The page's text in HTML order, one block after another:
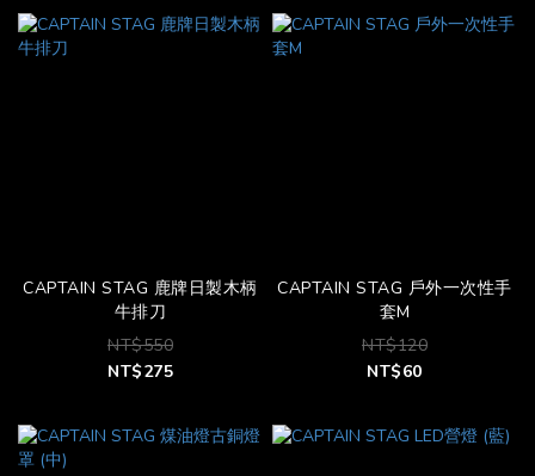
CAPTAIN STAG 鹿牌日製木柄
牛排刀
NT$550
NT$275
CAPTAIN STAG 戶外一次性手
套M
NT$120
NT$60